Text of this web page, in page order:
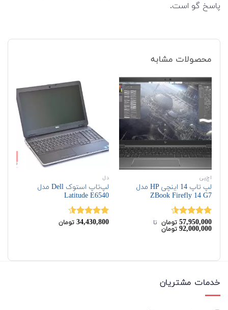
پاسخ گو است.
محصولات مشابه
اچ‌پی
لپ تاپ 14 اینچی HP مدل
ZBook Firefly 14 G7
نمره4.50
از 5
57,950,000 تومان‌ تا ‌
92,000,000 تومان
دل
لپ‌تاپ استوک Dell مدل
Latitude E6540
نمره4.50
34,430,800 تومان
خدمات مشتریان